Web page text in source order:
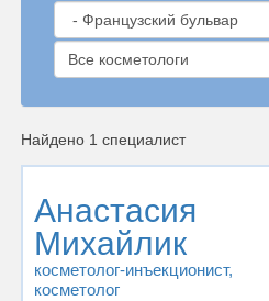
Все косметологи
Найдено 1 специалист
Анастасия
Михайлик
косметолог-инъекционист,
косметолог